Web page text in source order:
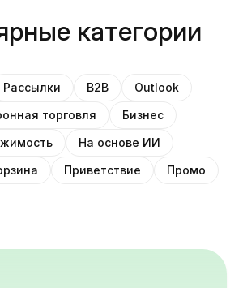
категории
Рассылки B2B
Outlook
торговля
Бизнес
На основе ИИ
Приветствие Промо